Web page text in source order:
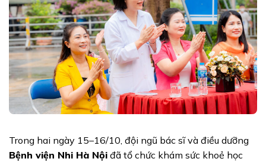
Trong hai ngày 15–16/10, đội ngũ bác sĩ và điều dưỡng
Bệnh viện Nhi Hà Nội đã tổ chức khám sức khoẻ học